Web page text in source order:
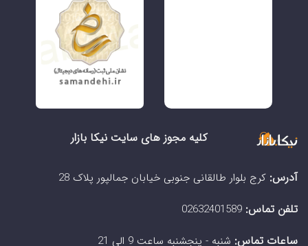
کلیه مجوز های سایت نیکا بازار
آدرس: کرج بلوار طالقانی جنوبی خیابان جمالپور پلاک 28
تلفن تماس: 02632401589
ساعات تماس: شنبه - پنجشنبه ساعت 9 الی 21